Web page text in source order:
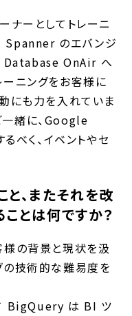
ナーとしてトレーニ
Spanner のエバンジ
Database OnAir へ
ーニングをお客様に
にも力を入れていま
緒に、Google
べく、イベントやセ
、またそれを改
とは何ですか？
様の背景と現状を汲
の技術的な難易度を
BigQuery は BI ツ